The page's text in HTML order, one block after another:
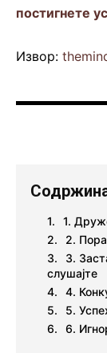
постигнете
Извор:
1.
2.
3.
слушајте
4.
5.
6.